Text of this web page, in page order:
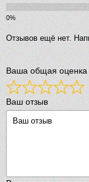
Отзывов ещё нет.
Ваша общая оценка
Ваш отзыв